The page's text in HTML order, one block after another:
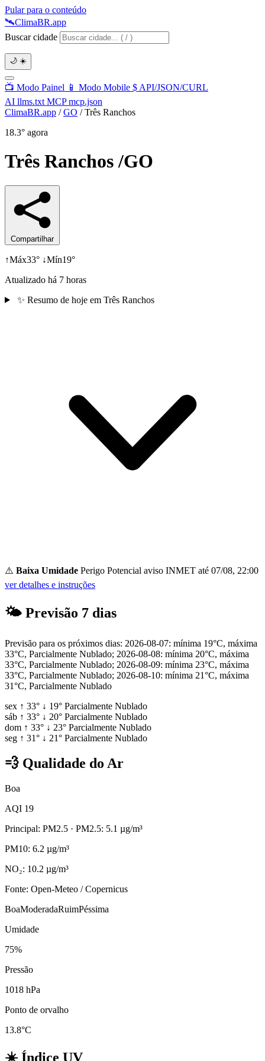
Pular para o conteúdo
🛰️ClimaBR.app
Buscar cidade
🌙 ☀️
📺 Modo Painel 📱 Modo Mobile $ API/JSON/CURL
AI llms.txt MCPmcp.json
ClimaBR.app / GO / Três Ranchos
18.3° agora
Três Ranchos/GO
Compartilhar
↑Máx33° ↓Mín19°
Atualizado há 7 horas
✨ Resumo de hoje em Três Ranchos
⚠️ Baixa Umidade Perigo Potencial aviso INMET até 07/08, 22:00
ver detalhes e instruções
🌤 Previsão 7 dias
Previsão para os próximos dias: 2026-08-07: mínima 19°C, máxima
33°C, Parcialmente Nublado; 2026-08-08: mínima 20°C, máxima
33°C, Parcialmente Nublado; 2026-08-09: mínima 23°C, máxima
33°C, Parcialmente Nublado; 2026-08-10: mínima 21°C, máxima
31°C, Parcialmente Nublado
sex ↑ 33° ↓ 19° Parcialmente Nublado
sáb ↑ 33° ↓ 20° Parcialmente Nublado
dom ↑ 33° ↓ 23° Parcialmente Nublado
seg ↑ 31° ↓ 21° Parcialmente Nublado
💨 Qualidade do Ar
Boa
AQI 19
Principal: PM2.5 · PM2.5: 5.1 µg/m³
PM10: 6.2 µg/m³
NO₂: 10.2 µg/m³
Fonte: Open-Meteo / Copernicus
BoaModeradaRuimPéssima
Umidade
75%
Pressão
1018 hPa
Ponto de orvalho
13.8°C
☀️ Índice UV